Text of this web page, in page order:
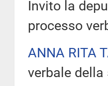
Invito la
processo
ANNA RITA
verbale